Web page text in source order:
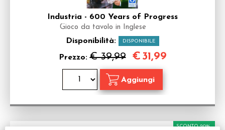
Industria - 600 Years of Progress
Gioco da tavolo in Inglese
Disponibilità: DISPONIBILE
Prezzo:€ 39,99 € 31,99
SCONTO 20%